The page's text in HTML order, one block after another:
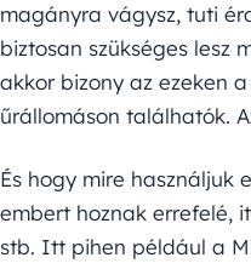
magányra vágysz, tuti
biztosan szükséges lesz
akkor bizony az ezeken
űrállomáson találhatók.
És hogy mire használjuk
embert hoznak errefelé,
stb. Itt pihen például a